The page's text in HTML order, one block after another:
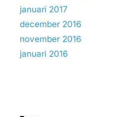
januari 2017
december 2016
november 2016
januari 2016